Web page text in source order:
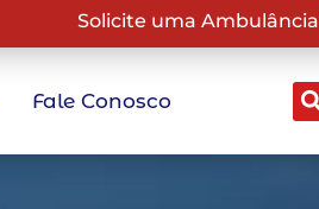
Solicite uma Ambulância
Fale Conosco